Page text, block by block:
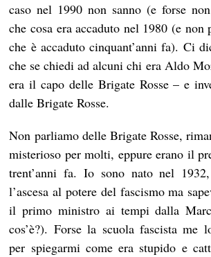
caso nel 1990 non sanno (e forse
che cosa era accaduto nel 1980 (e
che è accaduto cinquant’anni fa). Ci
che se chiedi ad alcuni chi era Aldo
era il capo delle Brigate Rosse – e
dalle Brigate Rosse.
Non parliamo delle Brigate Rosse,
misterioso per molti, eppure erano il
trent’anni fa. Io sono nato nel
l’ascesa al potere del fascismo ma
il primo ministro ai tempi dalla
cos’è?). Forse la scuola fascista me
per spiegarmi come era stupido e